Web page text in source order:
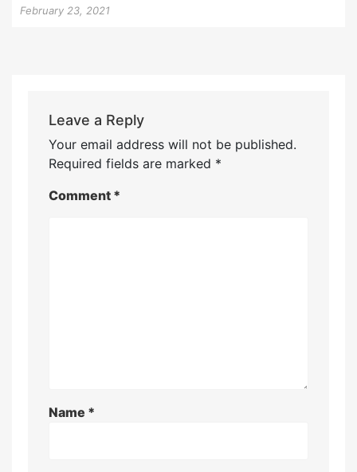
February 23, 2021
Leave a Reply
Your email address will not be published.
Required fields are marked *
Comment *
Name *